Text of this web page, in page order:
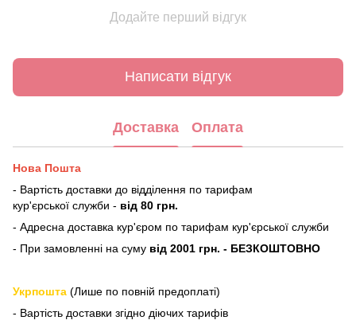
Додайте перший відгук
Написати відгук
Доставка Оплата
Нова Пошта
- Вартість доставки до відділення по тарифам
кур'єрської служби - від 80 грн.
- Адресна доставка кур'єром по тарифам кур'єрської служби
- При замовленні на суму від 2001 грн. - БЕЗКОШТОВНО
Укрпошта (Лише по повній предоплаті)
- Вартість доставки згідно діючих тарифів